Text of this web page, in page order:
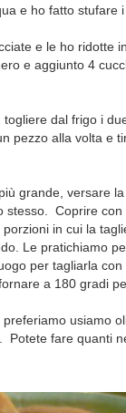
e ho fatto stufare
e le ho ridotte
e aggiunto 4
dal frigo i
pezzo alla volta e
grande, versare
stesso. Coprire
in cui la
Le pratichiamo
per tagliarla
a 180 gradi
usiamo
Potete fare quanti